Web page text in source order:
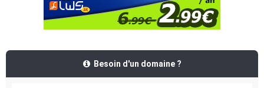
Besoin d'un domaine ?